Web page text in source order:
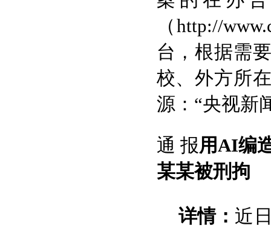
（http://
台，根据需
校、外方所
源：“央视新
通 报用AI编
某某被刑拘
详情： 近